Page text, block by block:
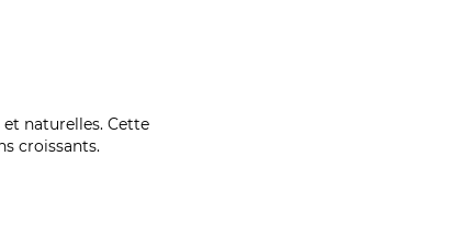
naturelles. Cette
croissants.